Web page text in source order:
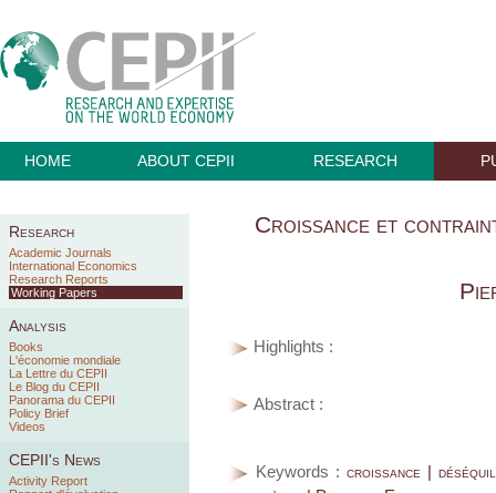
HOME ABOUT CEPII RESEARCH
Research
Academic Journals
International Economics
Research Reports
Working Papers
Analysis
Books
L'économie mondiale
La Lettre du CEPII
Le Blog du CEPII
Panorama du CEPII
Policy Brief
Videos
CEPII's News
Activity Report
Croissance et
Highlights :
Abstract :
Keywords : croissance |